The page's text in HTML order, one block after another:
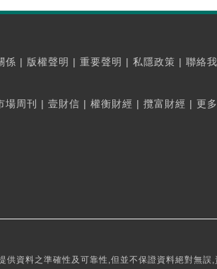
係 | 版權聲明 | 重要聲明 | 私隱政策 | 聯絡
場周刊 | 壹財信 | 權衡財經 | 攬富財經 | 更
資料之準確性及可靠性,但並不保證資料絕對無誤